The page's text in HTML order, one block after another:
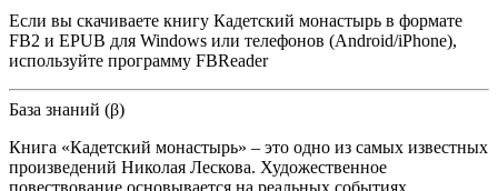
Если вы скачиваете книгу Кадетский монастырь в формате
FB2 и EPUB для Windows или телефонов (Android/iPhone),
используйте программу FBReader
База знаний (β)
Книга «Кадетский монастырь» – это одно из самых известных
произведений Николая Лескова. Художественное
повествование основывается на реальных событиях,